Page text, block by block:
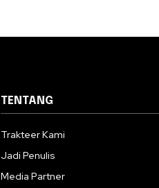
TENTANG
Trakteer Kami
Jadi Penulis
Media Partner